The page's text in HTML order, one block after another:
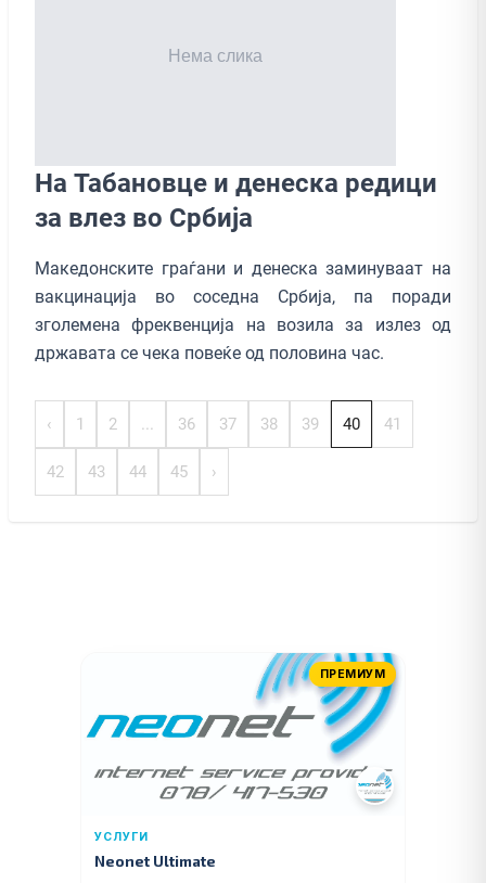
На Табановце и денеска редици
за влез во Србија
Македонските граѓани и денеска заминуваат на
вакцинација во соседна Србија, па поради
зголемена фреквенција на возила за излез од
државата се чека повеќе од половина час.
‹ 1 2 ... 36 37 38 39 40 41
42 43 44 45 ›
ПРЕМИУМ
УСЛУГИ
Neonet Ultimate